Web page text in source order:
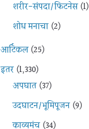
शरीर-संपदा/फिटनेस(1)
शोध मनाचा(2)
आर्टिकल(25)
इतर(1,330)
अपघात(37)
उदघाटन/भूमिपूजन(9)
काव्यमंच(34)